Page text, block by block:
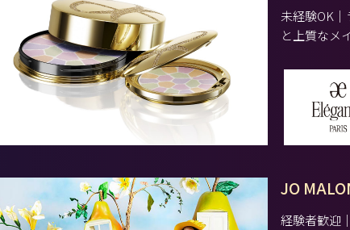
未経験OK
と上質なメ
JO
経験者歓迎